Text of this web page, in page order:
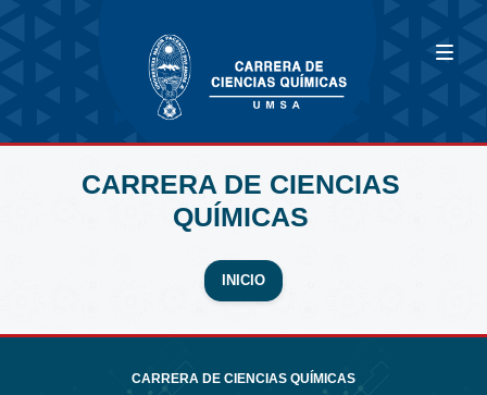
CARRERA DE CIENCIAS
QUÍMICAS
INICIO
CARRERA DE CIENCIAS QUÍMICAS